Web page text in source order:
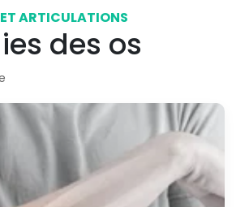
ARTICULATIONS
des os